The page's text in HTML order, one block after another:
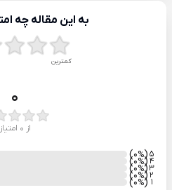
به این مقاله چه
کمترین
0
از 0 امتیاز
5
(0
%
) 4
(0
%
) 3
(0
%
) 2
(0
%
) 1
(0
%
)